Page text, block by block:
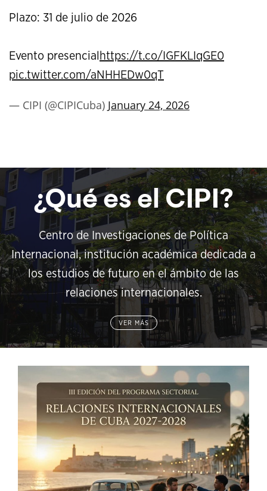
Plazo: 31 de julio de 2026
Evento presencial https://t.co/IGFKLIqGE0
pic.twitter.com/aNHHEDw0qT
— CIPI (@CIPICuba) January 24, 2026
¿Qué es el CIPI?
Centro de Investigaciones de Política
Internacional, institución académica dedicada a
los estudios de futuro en el ámbito de las
relaciones internacionales.
VER MÁS